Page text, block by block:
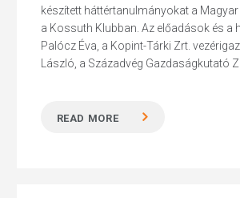
készített háttértanulmányokat a
a Kossuth Klubban. Az előadások és
Palócz Éva, a Kopint-Tárki Zrt.
László, a Századvég Gazdaságkutató
READ MORE